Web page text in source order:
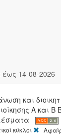
14-08-2026
και
Α και
κύκλοι
[X]